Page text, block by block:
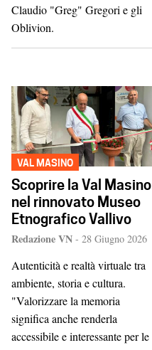
Claudio "Greg" Gregori e gli
Oblivion.
VAL MASINO
Scoprire la Val Masino
nel rinnovato Museo
Etnografico Vallivo
Redazione VN - 28 Giugno 2026
Autenticità e realtà virtuale tra
ambiente, storia e cultura.
"Valorizzare la memoria
significa anche renderla
accessibile e interessante per le